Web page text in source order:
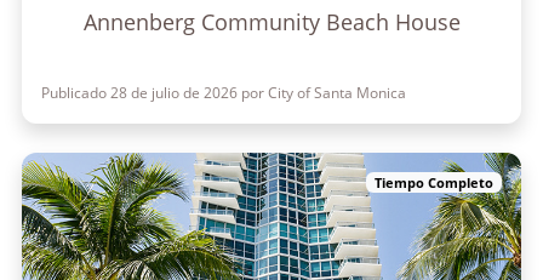
Annenberg Community Beach House
Publicado 28 de julio de 2026 por City of Santa Monica
Tiempo Completo